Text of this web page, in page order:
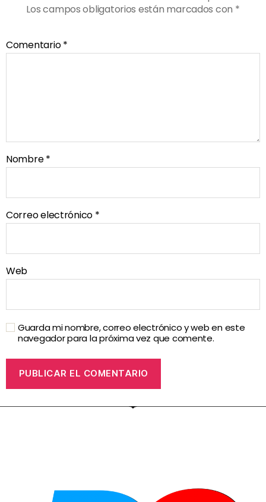
Los campos obligatorios están marcados con *
Comentario*
Nombre*
Correo electrónico *
Web
Guarda mi nombre, correo electrónico y web en este
navegador para la próxima vez que comente.